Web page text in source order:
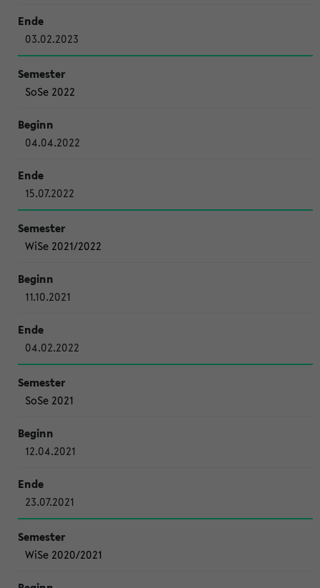
03.02.2023
SoSe 2022
04.04.2022
15.07.2022
WiSe 2021/2022
11.10.2021
04.02.2022
SoSe 2021
12.04.2021
23.07.2021
WiSe 2020/2021